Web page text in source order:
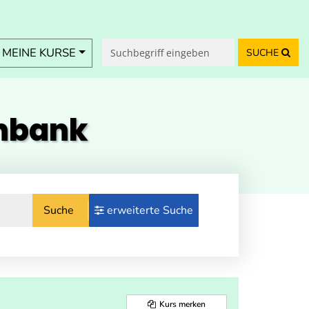
KURSE SUCHE
Suche erweiterte Suche
Kurs merken